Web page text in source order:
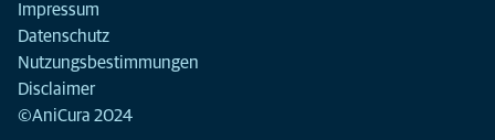
Impressum
Datenschutz
Nutzungsbestimmungen
Disclaimer
©AniCura 2024